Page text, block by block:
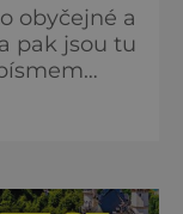
obyčejné a
pak jsou tu
děsivé